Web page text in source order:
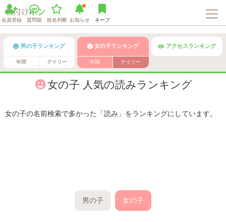
会員登録 質問箱 姓名判断 お知らせ キープ
男の子ランキング
年間 デイリー
女の子ランキング
年間 デイリー
アクセスランキング
女の子 人気の読みランキング
女の子の名前検索で多かった「読み」をランキングにしています。
男の子 女の子